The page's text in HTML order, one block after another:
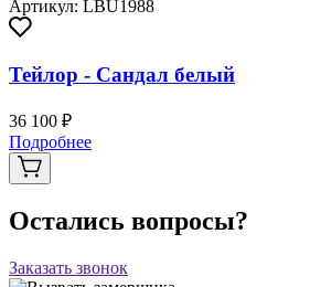
Артикул: LBU1988
Тейлор - Сандал белый
36 100 ₽
Подробнее
Остались вопросы?
Заказать звонок